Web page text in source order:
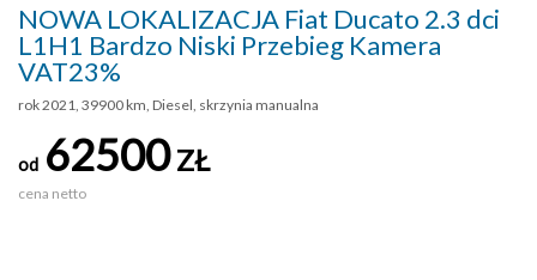
NOWA LOKALIZACJA Fiat Ducato 2.3 dci
L1H1 Bardzo Niski Przebieg Kamera
VAT23%
rok 2021, 39900 km, Diesel, skrzynia manualna
od 62500ZŁ
cena netto